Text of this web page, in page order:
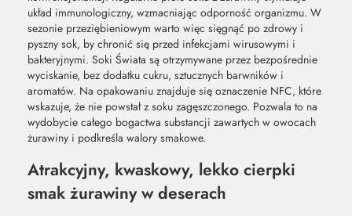
układ immunologiczny, wzmacniając odporność organizmu. W
sezonie przeziębieniowym warto więc sięgnąć po zdrowy i
pyszny sok, by chronić się przed infekcjami wirusowymi i
bakteryjnymi. Soki Świata są otrzymywane przez bezpośrednie
wyciskanie, bez dodatku cukru, sztucznych barwników i
aromatów. Na opakowaniu znajduje się oznaczenie NFC, które
wskazuje, że nie powstał z soku zagęszczonego. Pozwala to na
wydobycie całego bogactwa substancji zawartych w owocach
żurawiny i podkreśla walory smakowe.
Atrakcyjny, kwaskowy, lekko cierpki
smak żurawiny w deserach